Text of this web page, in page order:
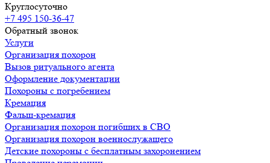
Круглосуточно
+7 495 150-36-47
Обратный звонок
Услуги
Организация похорон
Вызов ритуального агента
Оформление документации
Похороны с погребением
Кремация
Фальш-кремация
Организация похорон погибших в СВО
Организация похорон военнослужащего
Детские похороны с бесплатным захоронением